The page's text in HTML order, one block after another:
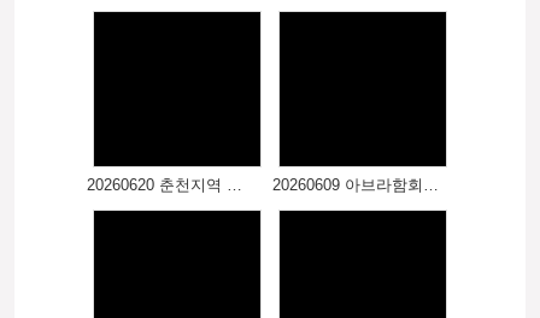
20260620 춘천지역 여전도회 지역회 20260609 아브라함회 야유회